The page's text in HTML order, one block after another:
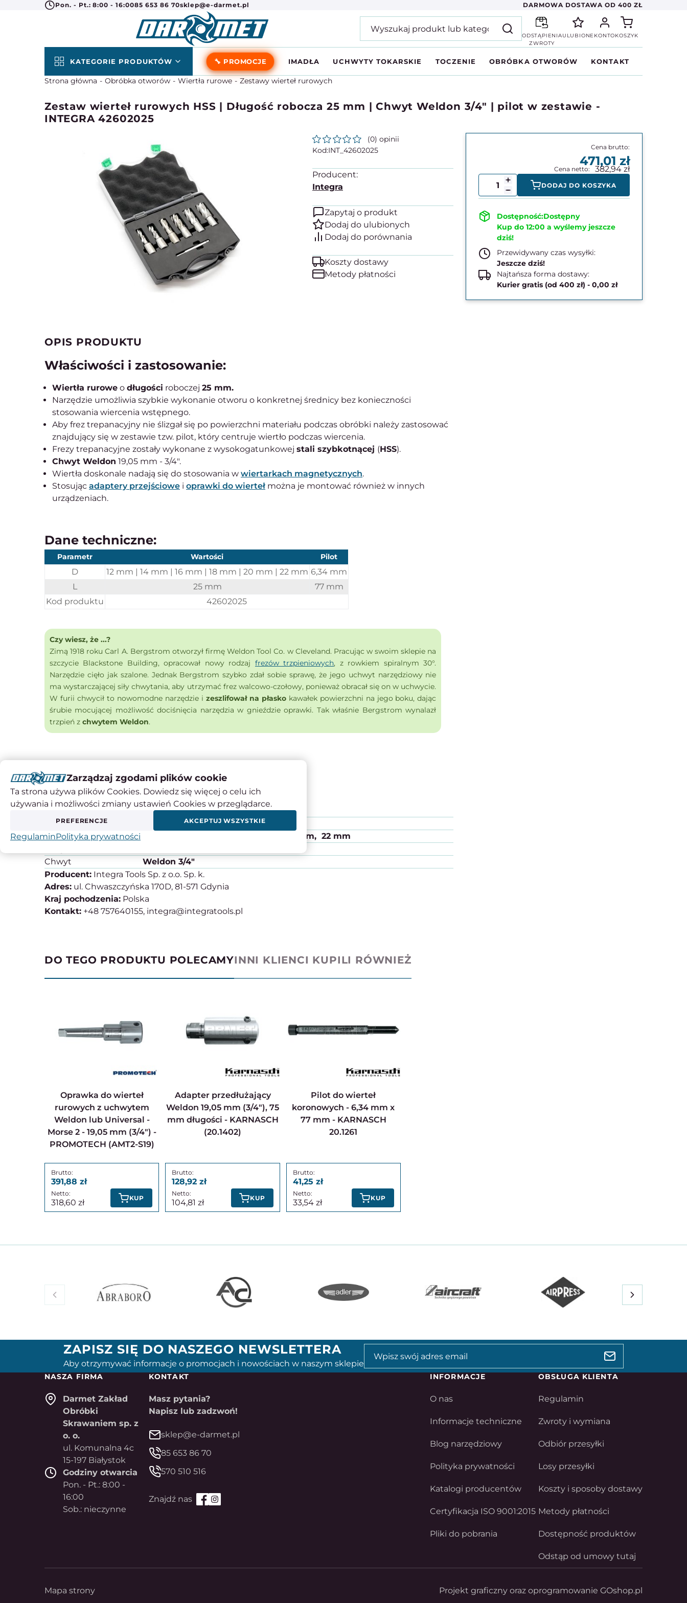
Pon. - Pt.: 8:00 - 16:0085 653 86 70sklep@e-darmet.pl DARMOWA DOSTAWA OD 400 ZŁ
ODSTĄPIENIA
ZWROTY
ULUBIONE KONTOKOSZYK
KATEGORIE PRODUKTÓW 🔧 PROMOCJE IMADŁA UCHWYTY TOKARSKIE TOCZENIE OBRÓBKA OTWORÓW KONTAKT
Strona główna Obróbka otworów Wiertła rurowe Zestawy wierteł rurowych
Zestaw wierteł rurowych HSS | Długość robocza 25 mm | Chwyt Weldon 3/4" | pilot w zestawie -
INTEGRA 42602025
(0) opinii
INT_42602025
Producent:
Integra
Zapytaj o produkt
Koszty dostawy
Metody płatności
471,01
382,94
DODAJ DO KOSZYKA
Dostępny
Kup do 12:00 a wyślemy jeszcze
dziś!
Przewidywany czas wysyłki:
Jeszcze dziś!
Najtańsza forma dostawy:
Kurier gratis (od 400 zł) - 0,00 zł
OPIS PRODUKTU
Właściwości i zastosowanie:
Wiertła rurowe o długości roboczej 25 mm.
Narzędzie umożliwia szybkie wykonanie otworu o konkretnej średnicy bez konieczności
stosowania wiercenia wstępnego.
Aby frez trepanacyjny nie ślizgał się po powierzchni materiału podczas obróbki należy zastosować
znajdujący się w zestawie tzw. pilot, który centruje wiertło podczas wiercenia.
Frezy trepanacyjne zostały wykonane z wysokogatunkowej stali szybkotnącej (HSS).
Chwyt Weldon 19,05 mm - 3/4".
Wiertła doskonale nadają się do stosowania w wiertarkach magnetycznych.
Stosując adaptery przejściowe i oprawki do wierteł można je montować również w innych
urządzeniach.
Dane techniczne:
Parametr Wartości Pilot
D 12 mm | 14 mm | 16 mm | 18 mm | 20 mm | 22 mm 6,34 mm
L
25 mm
77 mm
Kod produktu
42602025
Czy wiesz, że ...?
Zimą 1918 roku Carl A. Bergstrom otworzył firmę Weldon Tool Co. w Cleveland. Pracując w swoim sklepie na
szczycie Blackstone Building, opracował nowy rodzaj frezów trzpieniowych, z rowkiem spiralnym 30°.
Narzędzie cięło jak szalone. Jednak Bergstrom szybko zdał sobie sprawę, że jego uchwyt narzędziowy nie
ma wystarczającej siły chwytania, aby utrzymać frez walcowo-czołowy, ponieważ obracał się on w uchwycie.
W furii chwycił to nowomodne narzędzie i zeszlifował na płaskokawałek powierzchni na jego boku, dając
śrubie mocującej możliwość dociśnięcia narzędzia w gnieździe oprawki. Tak właśnie Bergstrom wynalazł
trzpień z chwytem Weldon.
Instrukcje obsługi
SPECYFIKACJA PRODUKTU
Materiał
Średnica
20 mm
22 mm
Chwyt
Weldon 3/4"
Producent: Integra Tools Sp. z o.o. Sp. k.
Adres: ul. Chwaszczyńska 170D, 81-571 Gdynia
Kraj pochodzenia: Polska
Kontakt: +48 757640155, integra@integratools.pl
DO TEGO PRODUKTU POLECAMYINNI KLIENCI KUPILI RÓWNIEŻ
Oprawka do wierteł
rurowych z uchwytem
Weldon lub Universal -
Morse 2 - 19,05 mm (3/4") -
PROMOTECH (AMT2-S19)
391,88
318,60 KUP
Adapter przedłużający
Weldon 19,05 mm (3/4"), 75
mm długości - KARNASCH
(20.1402)
128,92
104,81 KUP
Pilot do wierteł
koronowych - 6,34 mm x
77 mm - KARNASCH
20.1261
41,25
33,54 KUP
ZAPISZ SIĘ DO NASZEGO NEWSLETTERA
Aby otrzymywać informacje o promocjach i nowościach w naszym sklepie
NASZA FIRMA
Darmet Zakład
Obróbki
Skrawaniem sp. z
o. o.
ul. Komunalna 4c
15-197 Białystok
Godziny otwarcia
Pon. - Pt.: 8:00 -
16:00
Sob.: nieczynne
KONTAKT
Masz pytania?
Napisz lub zadzwoń!
sklep@e-darmet.pl
85 653 86 70
570 510 516
INFORMACJE
O nas
Informacje techniczne
Blog narzędziowy
Polityka prywatności
Katalogi producentów
Certyfikacja ISO 9001:2015
Pliki do pobrania
OBSŁUGA KLIENTA
Regulamin
Zwroty i wymiana
Odbiór przesyłki
Losy przesyłki
Koszty i sposoby dostawy
Metody płatności
Dostępność produktów
Odstąp od umowy tutaj
Mapa strony Projekt graficzny oraz oprogramowanie GOshop.pl
Zarządzaj zgodami plików cookie
Ta strona używa plików Cookies. Dowiedz się więcej o celu ich
używania i możliwości zmiany ustawień Cookies w przeglądarce.
PREFERENCJE AKCEPTUJ WSZYSTKIE
RegulaminPolityka prywatności